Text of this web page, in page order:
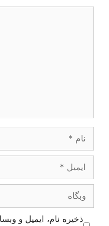
ایمیل
وبگاه
ذخیره نام، ایمیل و